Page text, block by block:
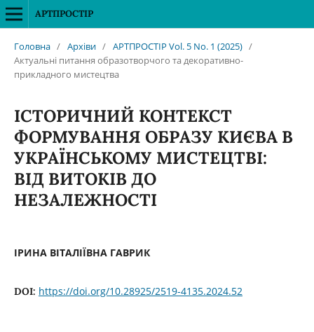
АРТПРОСТІР
Головна / Архіви / АРТПРОСТІР Vol. 5 No. 1 (2025) /
Актуальні питання образотворчого та декоративно-
прикладного мистецтва
ІСТОРИЧНИЙ КОНТЕКСТ
ФОРМУВАННЯ ОБРАЗУ КИЄВА В
УКРАЇНСЬКОМУ МИСТЕЦТВІ:
ВІД ВИТОКІВ ДО
НЕЗАЛЕЖНОСТІ
ІРИНА ВІТАЛІЇВНА ГАВРИК
DOI: https://doi.org/10.28925/2519-4135.2024.52